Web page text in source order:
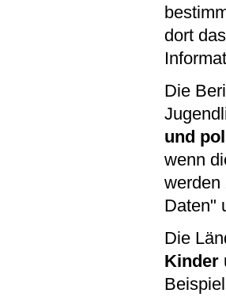
dort
Die
und
wenn
werden
Daten"
Die
Kinder